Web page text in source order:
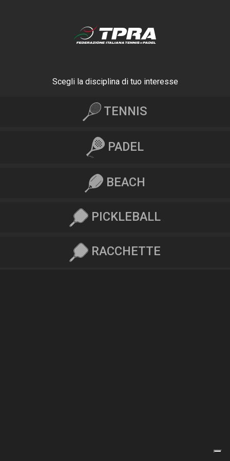
Scegli la disciplina di tuo interesse
TENNIS
PADEL
BEACH
PICKLEBALL
RACCHETTE